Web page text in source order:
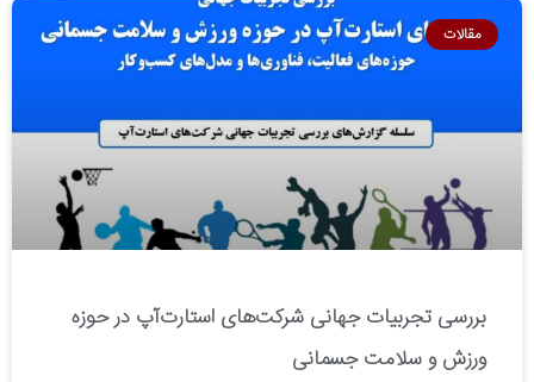
مقالات
بررسی تجربیات جهانی شرکت‌های استارت‌آپ در حوزه
ورزش و سلامت جسمانی